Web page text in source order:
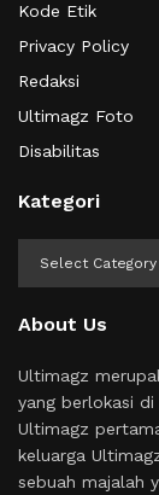
Kode Etik
Privacy Policy
Redaksi
Ultimagz Foto
Disabilitas
Kategori
About Us
Ultimagz
yang berlokasi di
Ultimagz
keluarga
sebuah majalah